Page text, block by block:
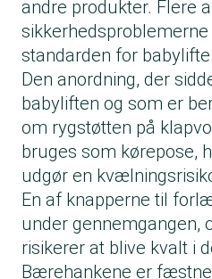
andre produkter. Flere
standarden for babylifte.
Den anordning, der
babyliften og som er
om rygstøtten på
bruges som kørepose,
udgør en
En af knapperne til
under gennemgangen,
risikerer at blive kvalt i
Bærehankene er